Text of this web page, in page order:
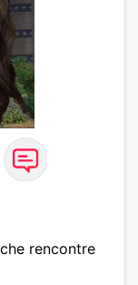
rencontre